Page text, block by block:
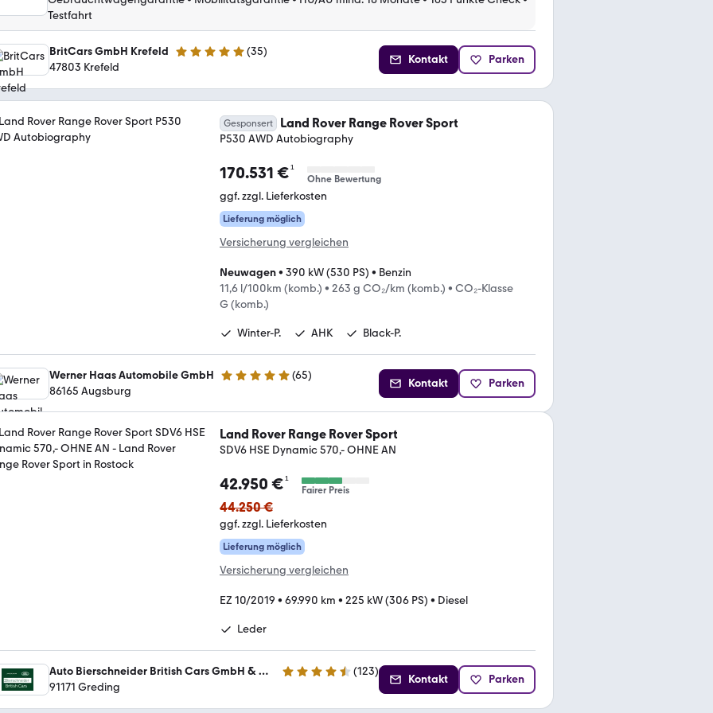
Testfahrt
BritCars GmbH Krefeld 4.8 Sterne (35)
47803 Krefeld
Kontakt Parken
Gesponsert Land Rover Range Rover Sport
P530 AWD Autobiography
170.531 €¹
Ohne Bewertung
ggf. zzgl. Lieferkosten
Lieferung möglich
Versicherung vergleichen
Neuwagen• 390 kW (530 PS) • Benzin
11,6 l/100km (komb.) • 263 g CO₂/km (komb.) • CO₂-Klasse
G (komb.)
Winter-P. AHK Black-P.
Werner Haas Automobile GmbH 4.8 Sterne (65)
86165 Augsburg
Kontakt Parken
Land Rover Range Rover Sport
SDV6 HSE Dynamic 570,- OHNE AN
42.950 €¹
Fairer Preis
44.250 €
ggf. zzgl. Lieferkosten
Lieferung möglich
Versicherung vergleichen
EZ 10/2019 • 69.990 km • 225 kW (306 PS) • Diesel
Leder
Auto Bierschneider British Cars GmbH & Co. KG 4.3 Sterne (123)
91171 Greding
Kontakt Parken